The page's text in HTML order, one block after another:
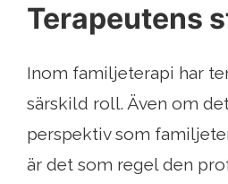
Terapeutens
Inom familjeterapi har
särskild roll. Även om
perspektiv som
är det som regel den